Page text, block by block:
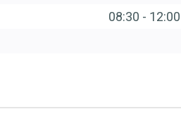
08:30 - 12:00